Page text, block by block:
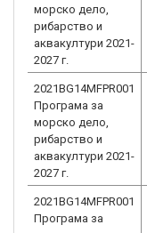
морско дело,
рибарство и
аквакултури 2021-
2027 г.
2021BG14MFPR001
Програма за
морско дело,
рибарство и
аквакултури 2021-
2027 г.
2021BG14MFPR001
Програма за